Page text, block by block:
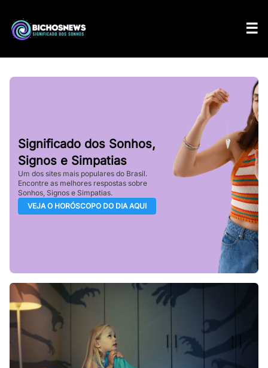
Significado dos Sonhos,
Signos e Simpatias
Um dos sites mais populares do Brasil.
Encontre as melhores respostas sobre
Sonhos, Signos e Simpatias.
VEJA O HORÓSCOPO DO DIA AQUI